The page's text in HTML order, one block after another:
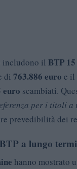
il BTP
di 763.886 euro e il
euro scambiati.
per i titoli a
prevedibilità dei
a lungo
hanno mostrato